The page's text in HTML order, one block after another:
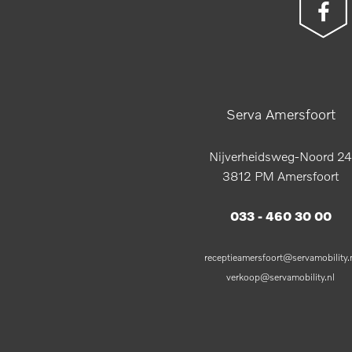
Serva Amersfoort
Nijverheidsweg-Noord 24
3812 PM Amersfoort
033 - 460 30 00
verkoop@servamobility.nl